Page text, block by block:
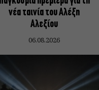
νέα ταινία του Αλέξη
Αλεξίου
06.08.2026